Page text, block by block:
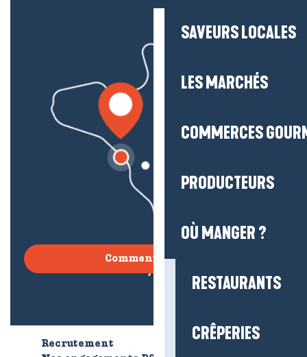
SAVEURS LOCALES
LES MARCHÉS
COMMERCES
PRODUCTEURS
OÙ MANGER ?
RESTAURANTS
CRÊPERIES
Comment venir ?
Recrutement